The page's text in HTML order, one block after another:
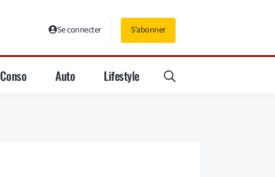
Se connecter S'abonner
Conso Auto Lifestyle